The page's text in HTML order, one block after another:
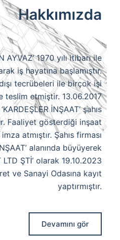
Hakkımızda
AYVAZ’ 1970 yılı itibarı ile
iş hayatına başlamıştır.
tecrübeleri ile birçok işi
teslim etmiştir. 13.06.2017
İNŞAAT’ şahıs
Faaliyet gösterdiği inşaat
atmıştır. Şahıs firması
alanında büyüyerek
LTD ŞTİ’ olarak 19.10.2023
ve Sanayi Odasına kayıt
yaptırmıştır.
Devamını gör